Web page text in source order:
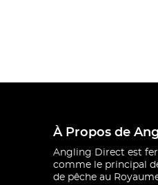
À Propos de
Angling Direct est
comme le principal
de pêche au